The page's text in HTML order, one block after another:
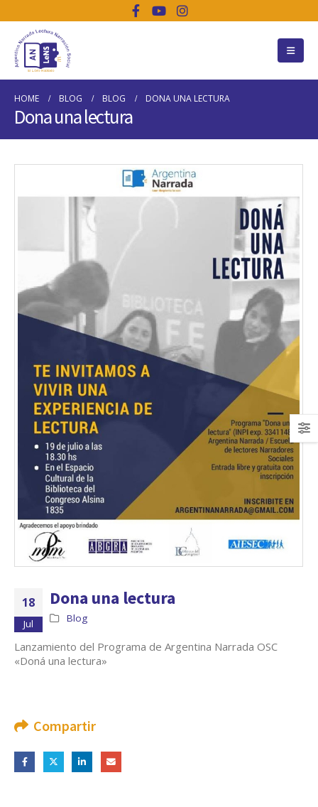
HOME BLOG BLOG DONA UNA LECTURA
Dona una lectura
18
Jul
Dona una lectura
Blog
Lanzamiento del Programa de Argentina Narrada OSC
«Doná una lectura»
Compartir